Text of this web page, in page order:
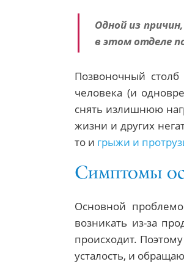
Одной из
в этом отделе
Позвоночный
человека (и
снять излишнюю
жизни и других
то и грыжи и
Симптомы
Основной
возникать из-за
происходит.
усталость, и